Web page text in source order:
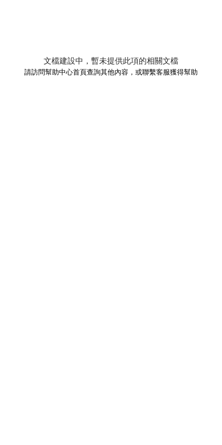
文檔建設中，暫未提供此項的相關文檔
請訪問幫助中心首頁查詢其他內容，或聯繫客服獲得幫助